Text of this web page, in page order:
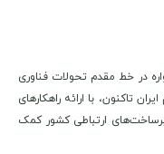
در خط مقدم تحولات فناوری
تاکنون، با ارائه راهکارهای
ارتباطی کشور کمک